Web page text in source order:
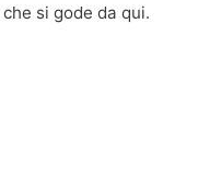
che si gode da qui.